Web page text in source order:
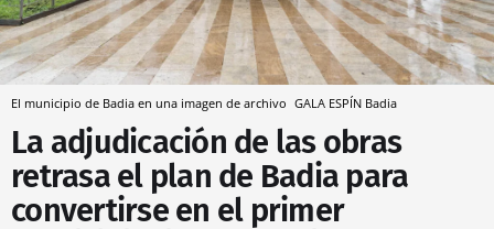
El municipio de Badia en una imagen de archivo GALA ESPÍN Badia
La adjudicación de las obras
retrasa el plan de Badia para
convertirse en el primer